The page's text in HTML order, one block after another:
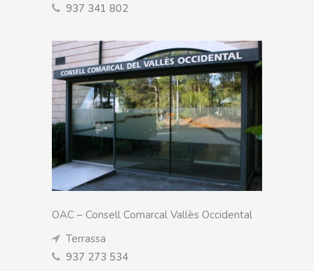
937 341 802
OAC – Consell Comarcal Vallès Occidental
Terrassa
937 273 534